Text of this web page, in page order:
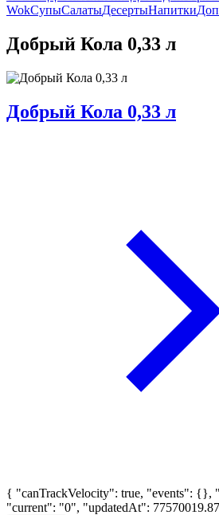
WokСупыСалатыДесертыНапитки
Добрый Кола 0,33 л
Добрый Кола 0,33 л
{ "canTrackVelocity": true, "events": {},
"current": "0", "updatedAt":